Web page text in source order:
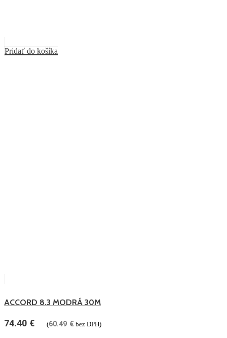
Pridať do košíka
ACCORD 8.3 MODRÁ 30M
74.40 € (60.49 € bez DPH)